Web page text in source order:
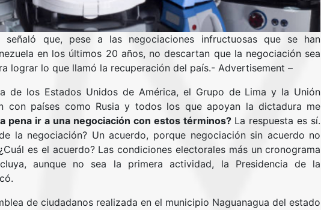
señaló que, pese a las negociaciones infructuosas que se han
en los últimos 20 años, no descartan que la negociación sea
lograr lo que llamó la recuperación del país.- Advertisement –
de los Estados Unidos de América, el Grupo de Lima y la Unión
con países como Rusia y todos los que apoyan la dictadura me
pena ir a una negociación con estos términos? La respuesta es sí.
la negociación? Un acuerdo, porque negociación sin acuerdo no
es el acuerdo? Las condiciones electorales más un cronograma
aunque no sea la primera actividad, la Presidencia de la
de ciudadanos realizada en el municipio Naguanagua del estado